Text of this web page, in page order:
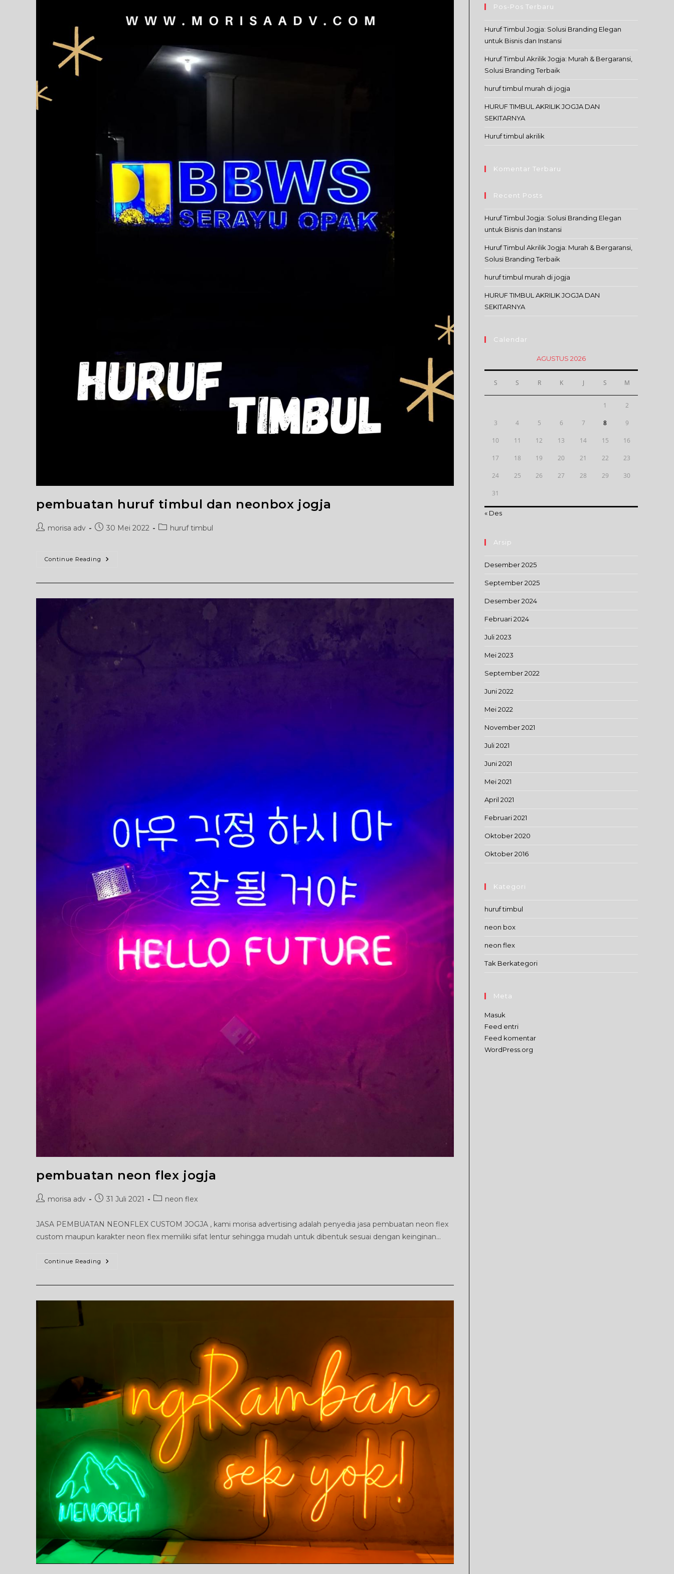
pembuatan huruf timbul dan neonbox jogja
Postmorisa adv
Post30 Mei 2022
Posthuruf timbul
Continue Reading Pembuatan
Dan
pembuatan neon flex jogja
Postmorisa adv
Post31 Juli 2021
Postneon flex
JASA PEMBUATAN NEONFLEX CUSTOM JOGJA , kami morisa advertising adalah penyedia jasa pembuatan neon flex
custom maupun karakter neon flex memiliki sifat lentur sehingga mudah untuk dibentuk sesuai dengan keinginan…
Continue Reading Pembuatan
Jogja
Pos-Pos Terbaru
Huruf Timbul Jogja: Solusi Branding Elegan
untuk Bisnis dan Instansi
Huruf Timbul Akrilik Jogja: Murah & Bergaransi,
Solusi Branding Terbaik
huruf timbul murah di jogja
HURUF TIMBUL AKRILIK JOGJA DAN
SEKITARNYA
Huruf timbul akrilik
Komentar Terbaru
Recent Posts
Huruf Timbul Jogja: Solusi Branding Elegan
untuk Bisnis dan Instansi
Huruf Timbul Akrilik Jogja: Murah & Bergaransi,
Solusi Branding Terbaik
huruf timbul murah di jogja
HURUF TIMBUL AKRILIK JOGJA DAN
SEKITARNYA
Calendar
AGUSTUS 2026
S S R K J S M
1 2
3 4 5 6 7 8 9
10 11 12 13 14 15 16
17 18 19 20 21 22 23
24 25 26 27 28 29 30
31
« Des
Arsip
Desember 2025
September 2025
Desember 2024
Februari 2024
Juli 2023
Mei 2023
September 2022
Juni 2022
Mei 2022
November 2021
Juli 2021
Juni 2021
Mei 2021
April 2021
Februari 2021
Oktober 2020
Oktober 2016
Kategori
huruf timbul
neon box
neon flex
Tak Berkategori
Meta
Masuk
Feed entri
Feed komentar
WordPress.org